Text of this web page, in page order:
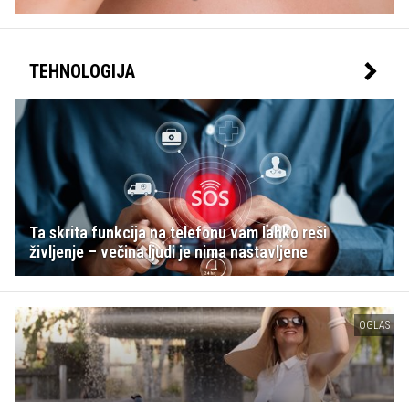
TEHNOLOGIJA
Ta skrita funkcija na telefonu vam lahko reši
življenje – večina ljudi je nima nastavljene
OGLAS